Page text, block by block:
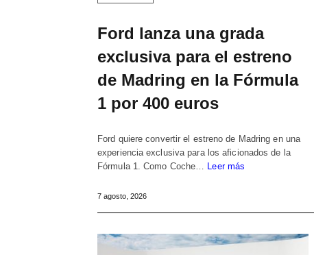
Ford lanza una grada
exclusiva para el estreno
de Madring en la Fórmula
1 por 400 euros
Ford quiere convertir el estreno de Madring en una
experiencia exclusiva para los aficionados de la
Fórmula 1. Como Coche…
Leer más
7 agosto, 2026